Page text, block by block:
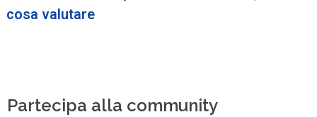
cosa valutare
Partecipa alla community